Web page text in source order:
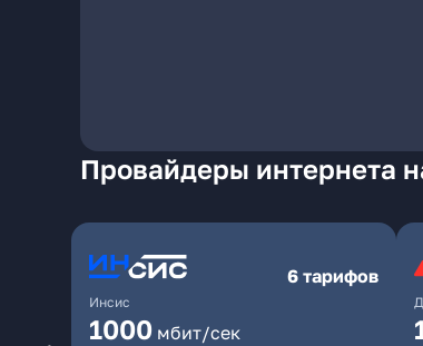
Провайдеры интернета
Инсис
6 тарифов
1000 мбит/сек